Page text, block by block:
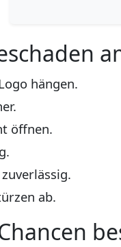
hängen.
öffnen.
ab.